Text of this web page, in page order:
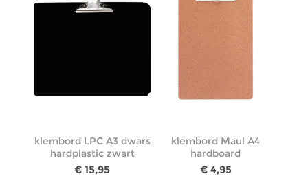
klembord LPC A3 dwars
hardplastic zwart
€ 15,95
klembord Maul A4
hardboard
€ 4,95